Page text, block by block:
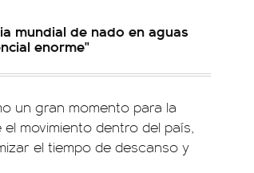
mundial de nado en aguas
enorme"
un gran momento para la
movimiento dentro del país,
el tiempo de descanso y